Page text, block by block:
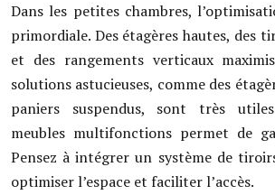
Dans les petites chambres,
primordiale. Des étagères hautes, des
et des rangements verticaux
solutions astucieuses, comme des
paniers suspendus, sont très
meubles multifonctions permet de
Pensez à intégrer un système de
optimiser l’espace et faciliter l’accès.